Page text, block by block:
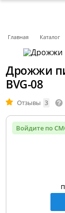
Главная Каталог
Дрожжи
BVG-08
Отзывы 3
Войдите по